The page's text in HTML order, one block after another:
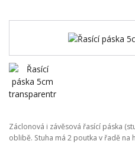
Záclonová i závěsová řasící páska
oblibě. Stuha má 2 poutka v řadě na